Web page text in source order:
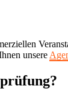
unsere